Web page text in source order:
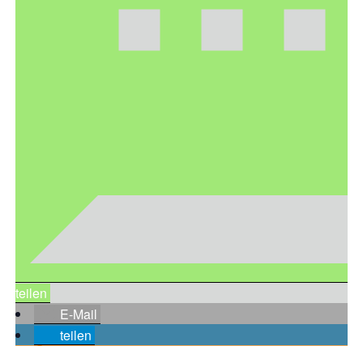
teilen
E-Mail
teilen